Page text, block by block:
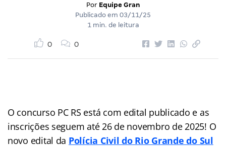
Por Equipe Gran
Publicado em 03/11/25
1 min. de leitura
0 0
O concurso PC RS está com edital publicado e as
inscrições seguem até 26 de novembro de 2025! O
novo edital da Polícia Civil do Rio Grande do Sul